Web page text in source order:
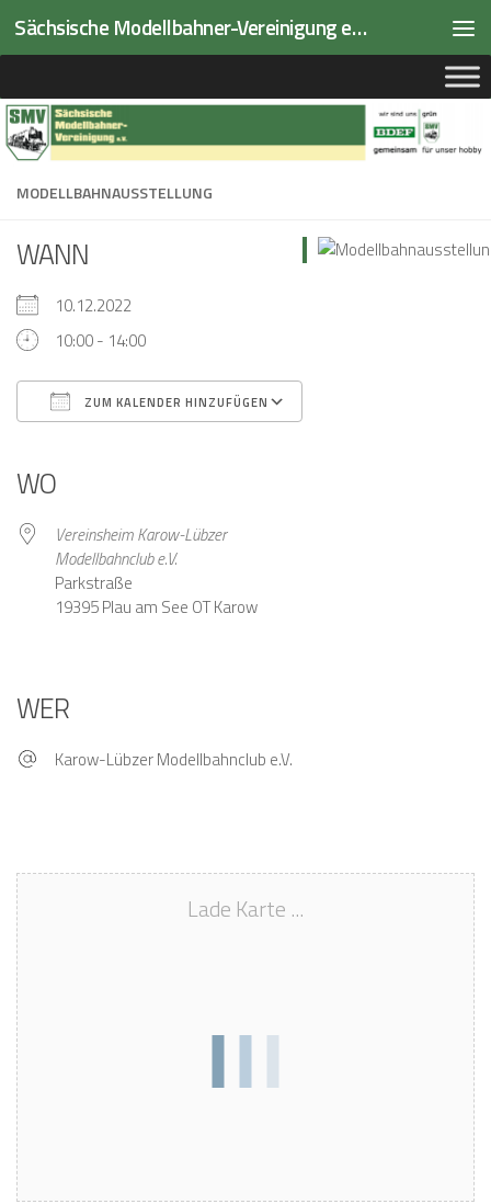
Zum Inhalt springen Sächsische Modellbahner-Vereinigung e.V.
MODELLBAHNAUSSTELLUNG
WANN
10.12.2022
10:00 - 14:00
ZUM KALENDER HINZUFÜGEN
WO
Vereinsheim Karow-Lübzer
Modellbahnclub e.V.
Parkstraße
19395 Plau am See OT Karow
WER
Karow-Lübzer Modellbahnclub e.V.
Lade Karte ...